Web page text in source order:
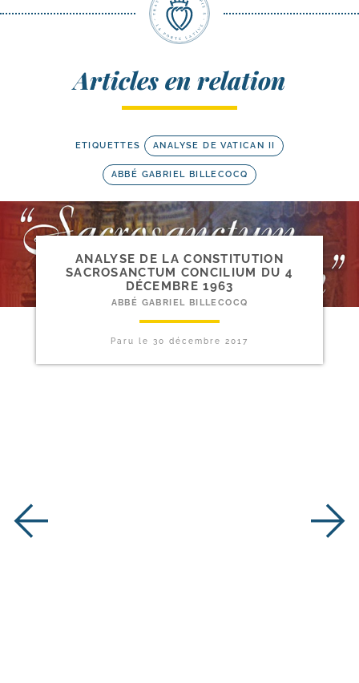
Articles en relation
ETIQUETTES ANALYSE DE VATICAN II
ABBÉ GABRIEL BILLECOCQ
ANALYSE DE LA CONSTITUTION
SACROSANCTUM CONCILIUM DU 4
DÉCEMBRE 1963
ABBÉ GABRIEL BILLECOCQ
Paru le 30 décembre 2017